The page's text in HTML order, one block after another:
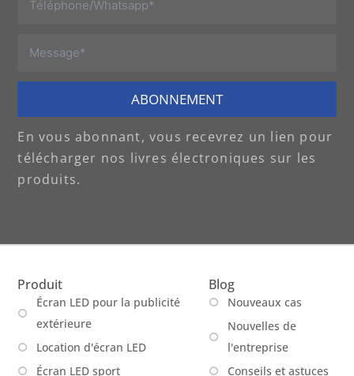
ABONNEMENT
En vous abonnant, vous recevrez un lien pour
télécharger nos livres électroniques sur les
produits.
Produit
Écran LED pour la publicité
extérieure
Location d'écran LED
Écran LED sport
Blog
Nouveaux cas
Nouvelles de
l'entreprise
Conseils et astuces